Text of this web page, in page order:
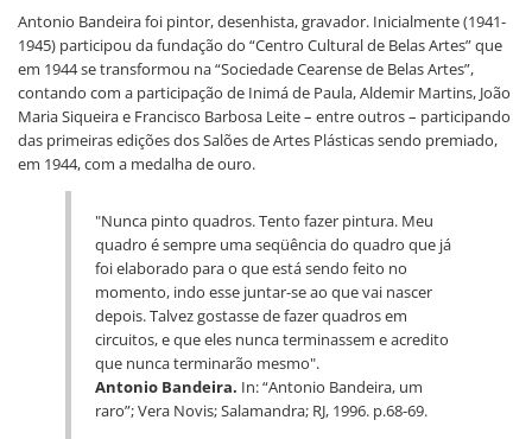
Antonio Bandeira foi pintor, desenhista, gravador. Inicialmente (1941-
1945) participou da fundação do “Centro Cultural de Belas Artes” que
em 1944 se transformou na “Sociedade Cearense de Belas Artes”,
contando com a participação de Inimá de Paula, Aldemir Martins, João
Maria Siqueira e Francisco Barbosa Leite – entre outros – participando
das primeiras edições dos Salões de Artes Plásticas sendo premiado,
em 1944, com a medalha de ouro.
"Nunca pinto quadros. Tento fazer pintura. Meu
quadro é sempre uma seqüência do quadro que já
foi elaborado para o que está sendo feito no
momento, indo esse juntar-se ao que vai nascer
depois. Talvez gostasse de fazer quadros em
circuitos, e que eles nunca terminassem e acredito
que nunca terminarão mesmo".
Antonio Bandeira. In: “Antonio Bandeira, um
raro”; Vera Novis; Salamandra; RJ, 1996. p.68-69.